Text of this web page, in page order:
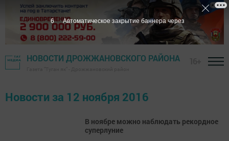
НОВОСТИ ДРОЖЖАНОВСКОГО РАЙОНА
Новости за 12 ноября 2016
В ноябре можно наблюдать рекордное
суперлуние
6 Автоматическое закрытие баннера через